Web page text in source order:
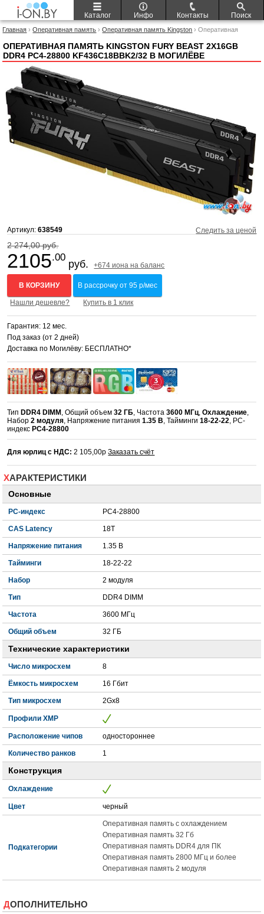
Каталог Инфо Контакты Поиск
Главная ›Оперативная память ›Оперативная память Kingston › Оперативная
ОПЕРАТИВНАЯ ПАМЯТЬ KINGSTON FURY BEAST 2X16GB
DDR4 PC4-28800 KF436C18BBK2/32 В МОГИЛЁВЕ
Артикул:638549 Следить за ценой
2 274,00 руб.
2105.00
руб. +674 иона на баланс
В КОРЗИНУ В рассрочку от 95 р/мес
Нашли дешевле? Купить в 1 клик
Гарантия: 12 мес.
Под заказ (от 2 дней)
Доставка по Могилёву: БЕСПЛАТНО*
ТипDDR4 DIMM , Общий объем32 ГБ , Частота3600 МГц ,Охлаждение
Набор2 модуля , Напряжение питания1.35 В , Тайминги18-22-22 , PC-
индексPC4-28800
Для юрлиц с НДС: 2 105,00рЗаказать счёт
ХАРАКТЕРИСТИКИ
Основные
PC-индекс PC4-28800
CAS Latency 18T
Напряжение питания 1.35 В
Тайминги 18-22-22
Набор 2 модуля
Тип DDR4 DIMM
Частота 3600 МГц
Общий объем 32 ГБ
Технические характеристики
Число микросхем 8
Ёмкость микросхем 16 Гбит
Тип микросхем 2Gx8
Профили XMP
Расположение чипов одностороннее
Количество ранков 1
Конструкция
Охлаждение
Цвет черный
Подкатегории
Оперативная память с охлаждением
Оперативная память 32 Гб
Оперативная память DDR4 для ПК
Оперативная память 2800 МГц и более
Оперативная память 2 модуля
ДОПОЛНИТЕЛЬНО